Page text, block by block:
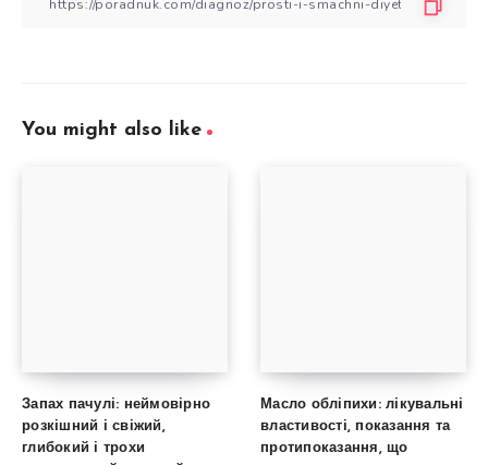
You might also like
Запах пачулі: неймовірно
розкішний і свіжий,
глибокий і трохи
Масло обліпихи: лікувальні
властивості, показання та
протипоказання, що